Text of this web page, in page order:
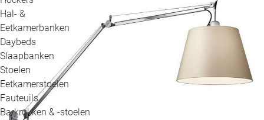
Hal- &
Eetkamerbanken
Daybeds
Slaapbanken
Stoelen
Eetkamerstoelen
Fauteuils
Barkrukken & -stoelen